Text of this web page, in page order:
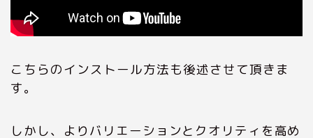
こちらのインストール方法も後述させて頂きま
す。
しかし、よりバリエーションとクオリティを高め